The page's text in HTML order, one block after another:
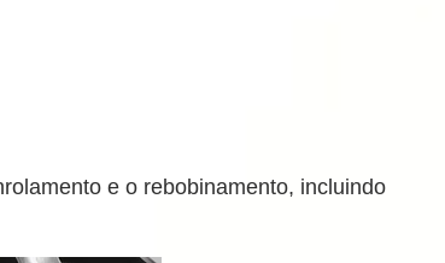
e o rebobinamento, incluindo